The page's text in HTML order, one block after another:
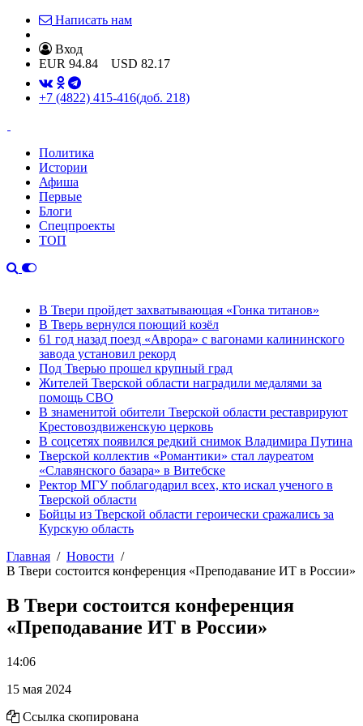
Написать нам
Вход
EUR 94.84 USD 82.17
+7 (4822) 415-416(доб. 218)
Политика
Истории
Афиша
Первые
Блоги
Спецпроекты
ТОП
В Твери пройдет захватывающая «Гонка титанов»
В Тверь вернулся поющий козёл
61 год назад поезд «Аврора» с вагонами калининского
завода установил рекорд
Под Тверью прошел крупный град
Жителей Тверской области наградили медалями за
помощь СВО
В знаменитой обители Тверской области реставрируют
Крестовоздвиженскую церковь
В соцсетях появился редкий снимок Владимира Путина
Тверской коллектив «Романтики» стал лауреатом
«Славянского базара» в Витебске
Ректор МГУ поблагодарил всех, кто искал ученого в
Тверской области
Бойцы из Тверской области героически сражались за
Курскую область
Главная
Новости
В Твери состоится конференция «Преподавание ИТ в России»
В Твери состоится конференция
«Преподавание ИТ в России»
14:06
15 мая 2024
Ссылка скопирована